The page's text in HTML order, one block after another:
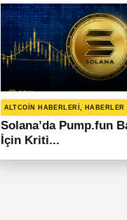
ALTCOIN HABERLERI, HABERLER
Solana’da Pump.fun
İçin Kriti...